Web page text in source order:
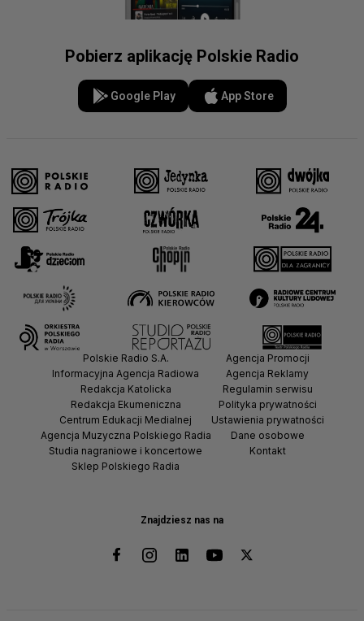
Pobierz aplikację Polskie Radio
Google Play App Store
Znajdziesz nas na
Polskie Radio S.A.
Informacyjna Agencja Radiowa
Redakcja Katolicka
Redakcja Ekumeniczna
Centrum Edukacji Medialnej
Agencja Muzyczna Polskiego Radia
Studia nagraniowe i koncertowe
Sklep Polskiego Radia
Agencja Promocji
Agencja Reklamy
Regulamin serwisu
Polityka prywatności
Ustawienia prywatności
Dane osobowe
Kontakt